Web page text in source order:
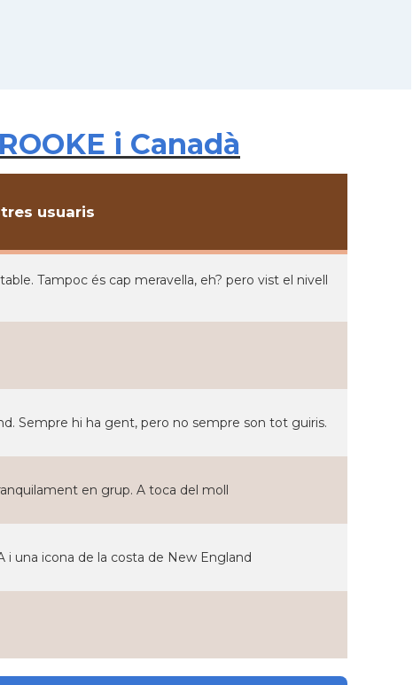
i Canadà
usuaris
Tampoc és cap meravella, eh? pero vist el nivell
Sempre hi ha gent, pero no sempre son tot guiris.
en grup. A toca del moll
i una icona de la costa de New England